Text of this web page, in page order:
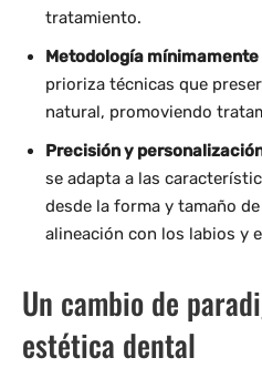
tratamiento.
Metodología
prioriza técnicas que
natural, promoviendo
Precisión y
se adapta a las
desde la forma y tamaño
alineación con los labios y
Un cambio de
estética dental